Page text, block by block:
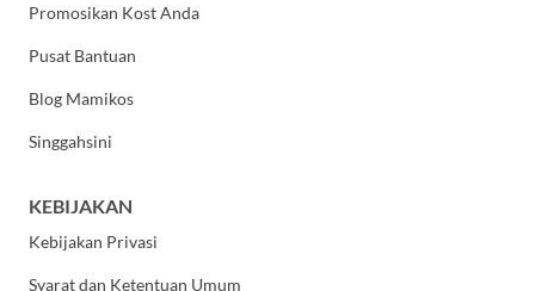
Promosikan Kost Anda
Pusat Bantuan
Blog Mamikos
Singgahsini
KEBIJAKAN
Kebijakan Privasi
Syarat dan Ketentuan Umum